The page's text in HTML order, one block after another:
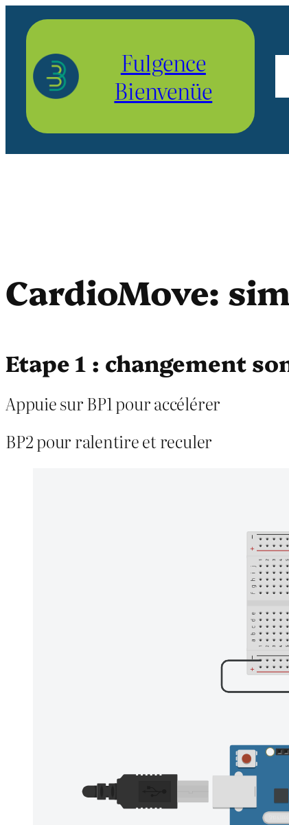
Aller
contenu
Fulgence
Bienvenüe
CardioMove:
Etape 1 : changement
Appuie sur BP1 pour accélérer
BP2 pour ralentire et reculer